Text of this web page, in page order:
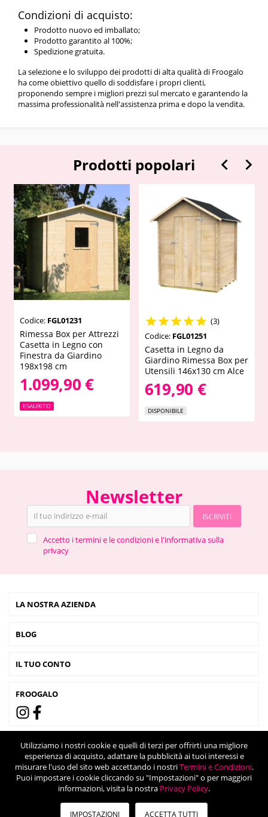
Utilizziamo i nostri cookie e quelli di terzi per offrirti una migliore
esperienza di acquisto, adattare la pubblicità ai tuoi interessi e
misurare l'uso del sito web accettando i nostriTermini e Condizioni.
Puoi impostare i cookie cliccando su "Impostazioni" o per maggiori
informazioni, visita la nostra Privacy Policy.
IMPOSTAZIONI ACCETTA TUTTI
Condizioni di acquisto:
Prodotto nuovo ed imballato;
Prodotto garantito al 100%;
Spedizione gratuita.
La selezione e lo sviluppo dei prodotti di alta qualità di Froogalo
ha come obiettivo quello di soddisfare i propri clienti,
proponendo sempre i migliori prezzi sul mercato e garantendo la
massima professionalità nell'assistenza prima e dopo la vendita.
Prodotti popolari
Codice: FGL01231
Rimessa Box per Attrezzi
Casetta in Legno con
Finestra da Giardino
198x198 cm
1.099,90 €
ESAURITO
 (3)
Codice: FGL01251
Casetta in Legno da
Giardino Rimessa Box per
Utensili 146x130 cm Alce
619,90 €
DISPONIBILE
 
Newsletter
ISCRIVITI
Accetto i termini e le condizioni e l'informativa sulla
privacy
LA NOSTRA AZIENDA
BLOG
IL TUO CONTO
FROOGALO